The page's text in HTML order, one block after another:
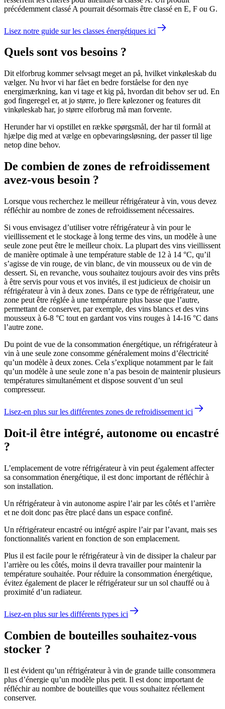
précédemment classé A pourrait désormais être classé en E, F ou G.
Lisez notre guide sur les classes énergétiques ici
Quels sont vos besoins ?
Dit elforbrug kommer selvsagt meget an på, hvilket vinkøleskab du
vælger. Nu hvor vi har fået en bedre forståelse for den nye
energimærkning, kan vi tage et kig på, hvordan dit behov ser ud. En
god fingeregel er, at jo større, jo flere kølezoner og features dit
vinkøleskab har, jo større elforbrug må man forvente.
Herunder har vi opstillet en række spørgsmål, der har til formål at
hjælpe dig med at vælge en opbevaringsløsning, der passer til lige
netop dine behov.
De combien de zones de refroidissement
avez-vous besoin ?
Lorsque vous recherchez le meilleur réfrigérateur à vin, vous devez
réfléchir au nombre de zones de refroidissement nécessaires.
Si vous envisagez d’utiliser votre réfrigérateur à vin pour le
vieillissement et le stockage à long terme des vins, un modèle à une
seule zone peut être le meilleur choix. La plupart des vins vieillissent
de manière optimale à une température stable de 12 à 14 °C, qu’il
s’agisse de vin rouge, de vin blanc, de vin mousseux ou de vin de
dessert. Si, en revanche, vous souhaitez toujours avoir des vins prêts
à être servis pour vous et vos invités, il est judicieux de choisir un
réfrigérateur à vin à deux zones. Dans ce type de réfrigérateur, une
zone peut être réglée à une température plus basse que l’autre,
permettant de conserver, par exemple, des vins blancs et des vins
mousseux à 6-8 °C tout en gardant vos vins rouges à 14-16 °C dans
l’autre zone.
Du point de vue de la consommation énergétique, un réfrigérateur à
vin à une seule zone consomme généralement moins d’électricité
qu’un modèle à deux zones. Cela s’explique notamment par le fait
qu’un modèle à une seule zone n’a pas besoin de maintenir plusieurs
températures simultanément et dispose souvent d’un seul
compresseur.
Lisez-en plus sur les différentes zones de refroidissement ici
Doit-il être intégré, autonome ou encastré
?
L’emplacement de votre réfrigérateur à vin peut également affecter
sa consommation énergétique, il est donc important de réfléchir à
son installation.
Un réfrigérateur à vin autonome aspire l’air par les côtés et l’arrière
et ne doit donc pas être placé dans un espace confiné.
Un réfrigérateur encastré ou intégré aspire l’air par l’avant, mais ses
fonctionnalités varient en fonction de son emplacement.
Plus il est facile pour le réfrigérateur à vin de dissiper la chaleur par
l’arrière ou les côtés, moins il devra travailler pour maintenir la
température souhaitée. Pour réduire la consommation énergétique,
évitez également de placer le réfrigérateur sur un sol chauffé ou à
proximité d’un radiateur.
Lisez-en plus sur les différents types ici
Combien de bouteilles souhaitez-vous
stocker ?
Il est évident qu’un réfrigérateur à vin de grande taille consommera
plus d’énergie qu’un modèle plus petit. Il est donc important de
réfléchir au nombre de bouteilles que vous souhaitez réellement
conserver.